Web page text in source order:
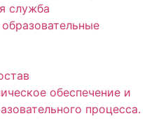
служба
обеспечение и
процесса.